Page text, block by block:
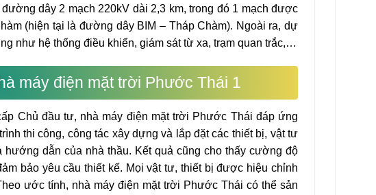
dây 2 mạch 220kV dài 2,3 km, trong đó 1 mạch được
(hiện tại là đường dây BIM – Tháp Chàm). Ngoài ra, dự
như hệ thống điều khiển, giám sát từ xa, trạm quan trắc,…
máy điện mặt trời Phước Thái 1
Chủ đầu tư, nhà máy điện mặt trời Phước Thái đáp ứng
thi công, công tác xây dựng và lắp đặt các thiết bị, vật tư
hướng dẫn của nhà thầu. Kết quả cũng cho thấy cường độ
bảo yêu cầu thiết kế. Mọi vật tư, thiết bị được hiệu chỉnh
ước tính, nhà máy điện mặt trời Phước Thái có thể sản